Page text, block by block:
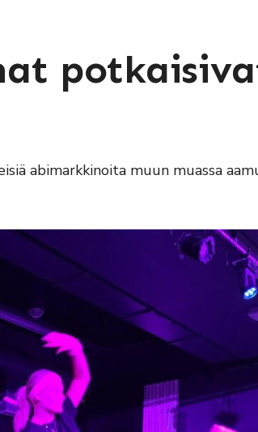
abimarkkinoita muun muassa